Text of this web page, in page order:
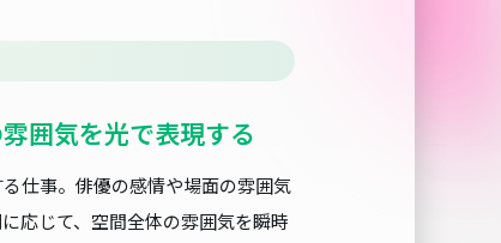
囲気を光で表現する
仕事。俳優の感情や場面の雰囲気
応じて、空間全体の雰囲気を瞬時